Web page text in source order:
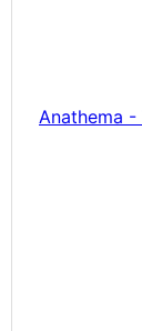
Anathema -